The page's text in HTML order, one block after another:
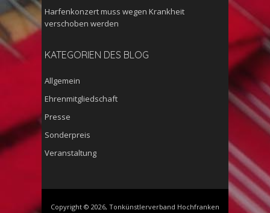
Harfenkonzert muss wegen Krankheit
verschoben werden
KATEGORIEN DES BLOG
Allgemein
Ehrenmitgliedschaft
Presse
Sonderpreis
Veranstaltung
Copyright © 2026, Tonkünstlerverband Hochfranken